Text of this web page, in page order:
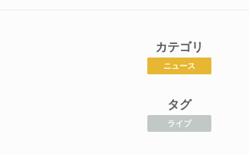
カテゴリ
ニュース
タグ
ライブ